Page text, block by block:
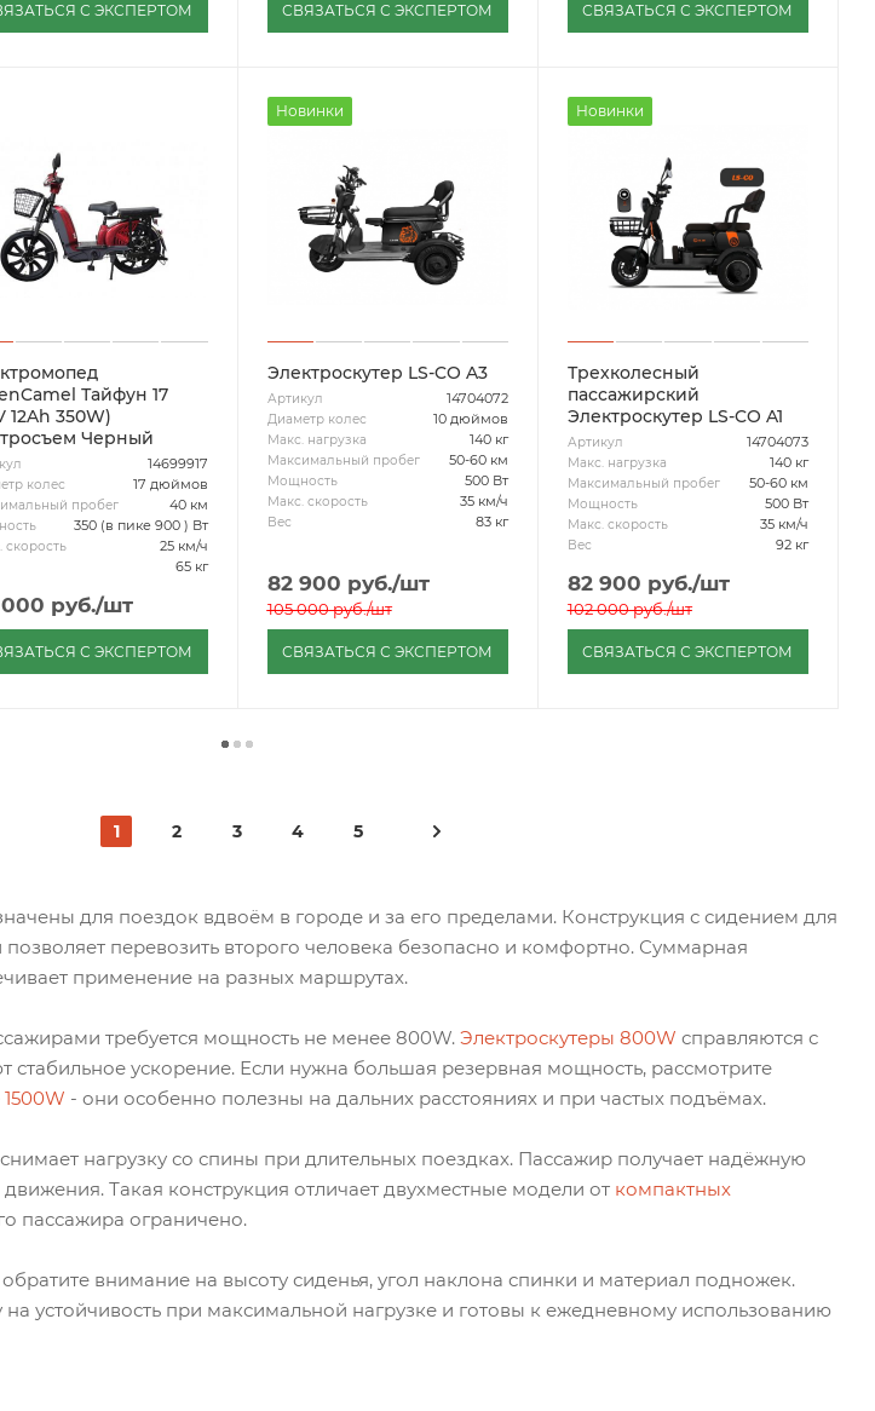
С ЭКСПЕРТОМ СВЯЗАТЬСЯ С ЭКСПЕРТОМ СВЯЗАТЬСЯ С ЭКСПЕРТОМ
Тайфун 17
12Ah 350W)
Черный
14699917
колес 17 дюймов
пробег 40 км
350 (в пике 900 ) Вт
скорость 25 км/ч
65 кг
руб./шт
С ЭКСПЕРТОМ
Новинки
Электроскутер LS-CO A3
Артикул 14704072
Диаметр колес 10 дюймов
Макс. нагрузка 140 кг
Максимальный пробег 50-60 км
Мощность 500 Вт
Макс. скорость 35 км/ч
Вес 83 кг
82 900 руб./шт
105 000руб./шт
СВЯЗАТЬСЯ С ЭКСПЕРТОМ
Новинки
Трехколесный
пассажирский
Электроскутер LS-CO A1
Артикул 14704073
Макс. нагрузка 140 кг
Максимальный пробег 50-60 км
Мощность 500 Вт
Макс. скорость 35 км/ч
Вес 92 кг
82 900 руб./шт
102 000руб./шт
СВЯЗАТЬСЯ С ЭКСПЕРТОМ
1 2 3 4 5
для поездок вдвоём в городе и за его пределами. Конструкция с сидением для
перевозить второго человека безопасно и комфортно. Суммарная
применение на разных маршрутах.
требуется мощность не менее 800W. Электроскутеры 800W справляются с
стабильное ускорение. Если нужна большая резервная мощность, рассмотрите
1500W - они особенно полезны на дальних расстояниях и при частых подъёмах.
нагрузку со спины при длительных поездках. Пассажир получает надёжную
Такая конструкция отличает двухместные модели от компактных
пассажира ограничено.
внимание на высоту сиденья, угол наклона спинки и материал подножек.
устойчивость при максимальной нагрузке и готовы к ежедневному использованию